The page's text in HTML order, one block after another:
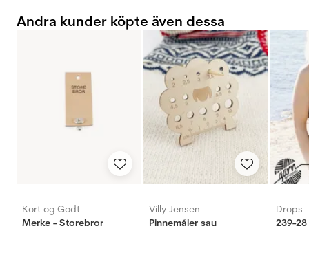
Andra kunder köpte även dessa
Kort og Godt
Merke - Storebror
Villy Jensen
Pinnemåler sau
Drops